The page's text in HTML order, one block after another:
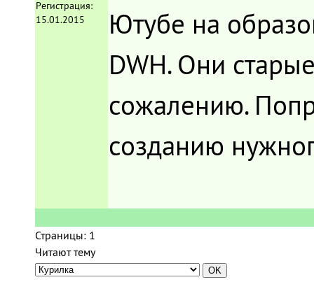
Регистрация:
15.01.2015
Ютубе на
DWH. Они
сожалению.
созданию
Страницы: 1
Читают тему